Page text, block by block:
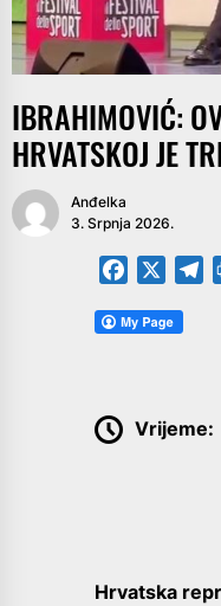
IBRAHIMOVIĆ:
HRVATSKOJ JE
Anđelka
3. Srpnja 2026.
Facebook
Vrijeme:
Hrvatska